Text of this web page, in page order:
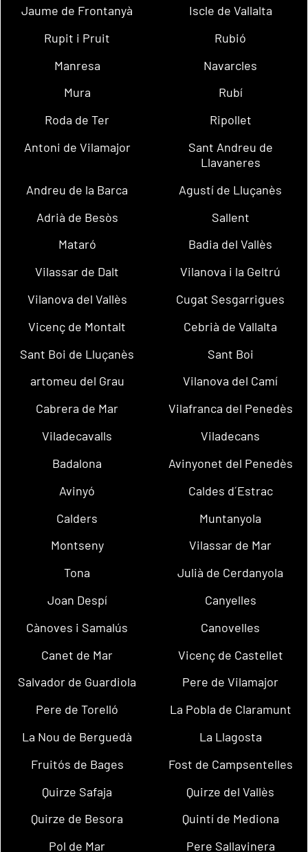
Jaume de Frontanyà
Iscle de Vallalta
Rupit i Pruit
Rubió
Manresa
Navarcles
Mura
Rubí
Roda de Ter
Ripollet
Antoni de Vilamajor
Sant Andreu de
Llavaneres
Andreu de la Barca
Agustí de Lluçanès
Adrià de Besòs
Sallent
Mataró
Badia del Vallès
Vilassar de Dalt
Vilanova i la Geltrú
Vilanova del Vallès
Cugat Sesgarrigues
Vicenç de Montalt
Cebrià de Vallalta
Sant Boi de Lluçanès
Sant Boi
artomeu del Grau
Vilanova del Camí
Cabrera de Mar
Vilafranca del Penedès
Viladecavalls
Viladecans
Badalona
Avinyonet del Penedès
Avinyó
Caldes d´Estrac
Calders
Muntanyola
Montseny
Vilassar de Mar
Tona
Julià de Cerdanyola
Joan Despí
Canyelles
Cànoves i Samalús
Canovelles
Canet de Mar
Vicenç de Castellet
Salvador de Guardiola
Pere de Vilamajor
Pere de Torelló
La Pobla de Claramunt
La Nou de Berguedà
La Llagosta
Fruitós de Bages
Fost de Campsentelles
Quirze Safaja
Quirze del Vallès
Quirze de Besora
Quintí de Mediona
Pol de Mar
Pere Sallavinera